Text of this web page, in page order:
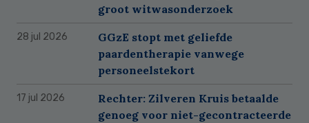
groot witwasonderzoek
28 jul 2026
GGzE stopt met geliefde
paardentherapie vanwege
personeelstekort
17 jul 2026
Rechter: Zilveren Kruis betaalde
genoeg voor niet-gecontracteerde